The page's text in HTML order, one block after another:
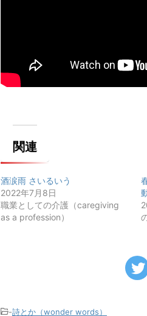
関連
酒涙雨 さいるいう
2022年7月8日
職業としての介護（caregiving
as a profession）
-詩とか（wonder words）